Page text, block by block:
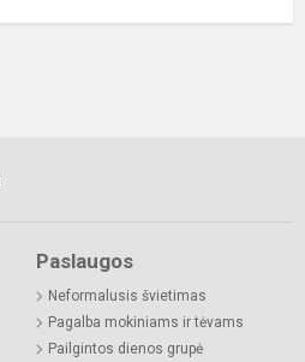
Paslaugos
Neformalusis švietimas
Pagalba mokiniams ir tėvams
Pailgintos dienos grupė